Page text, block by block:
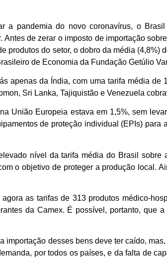
a pandemia do novo coronavírus, o
de zerar o imposto de importação
produtos do setor, o dobro da média
de Economia da Fundação Getúlio
apenas da Índia, com uma tarifa média de
Sri Lanka, Tajiquistão e Venezuela
União Europeia estava em 1,5%, sem
de proteção individual (EPIs) para
nível da tarifa média do Brasil sobre
o objetivo de proteger a produção local.
as tarifas de 313 produtos médico-
da Camex. É possível, portanto, que
desses bens deve ter caído,
por todos os países, e da falta de